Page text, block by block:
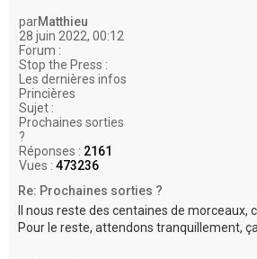
parMatthieu
28 juin 2022, 00:12
Forum :
Stop the Press :
Les dernières infos
Princières
Sujet :
Prochaines sorties
?
Réponses : 2161
Vues : 473236
Re: Prochaines sorties ?
Il nous reste des centaines de morceaux,
Pour le reste, attendons tranquillement, ça